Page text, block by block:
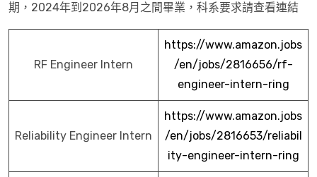
期，2024年到2026年8月之間畢業，科系要求請查看連結
RF Engineer Intern
https://www.amazon.jobs
/en/jobs/2816656/rf-
engineer-intern-ring
Reliability Engineer Intern
https://www.amazon.jobs
/en/jobs/2816653/reliabil
ity-engineer-intern-ring